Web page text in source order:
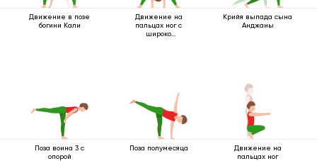
Движение в позе
богини Кали
Движение на
пальцах ног с
широко
Крийя выпада сына
Анджаны
Поза воина 3 с
опорой
Поза полумесяца
Движение на
пальцах ног